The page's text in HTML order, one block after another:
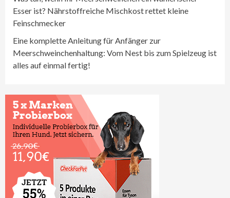
Esser ist? Nährstoffreiche Mischkost rettet kleine
Feinschmecker
Eine komplette Anleitung für Anfänger zur
Meerschweinchenhaltung: Vom Nest bis zum Spielzeug ist
alles auf einmal fertig!